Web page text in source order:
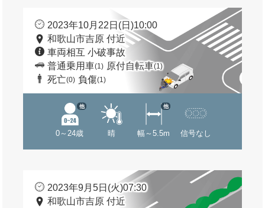
2023年10月22日(日)10:00
和歌山市吉原 付近
車両相互 小破事故
普通乗用車(1) 原付自転車(1)
死亡(0) 負傷(1)
0～24歳
他
晴 幅～5.5m
他
信号なし
2023年9月5日(火)07:30
和歌山市吉原 付近